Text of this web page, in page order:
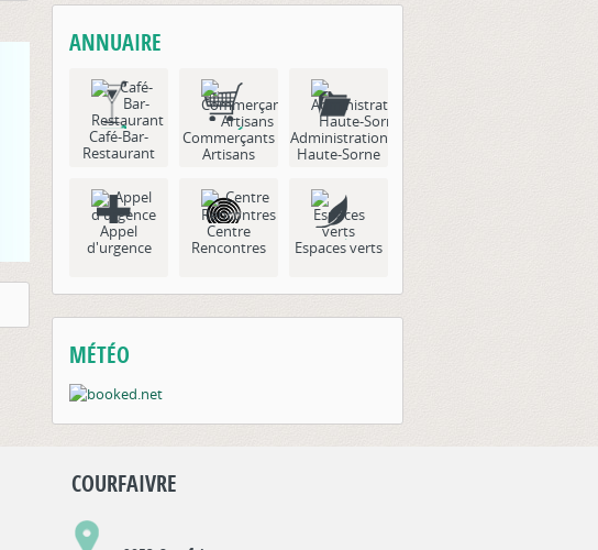
ANNUAIRE
Café-Bar-
Restaurant
Commerçants
Artisans
Administration
Haute-Sorne
Appel
d'urgence
Centre
Rencontres
Espaces verts
MÉTÉO
COURFAIVRE